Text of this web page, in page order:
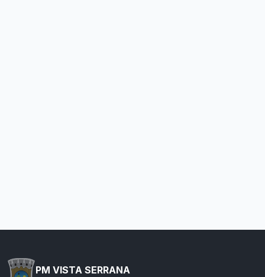
PM VISTA SERRANA